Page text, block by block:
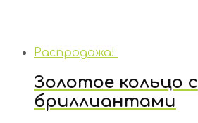
Распродажа!
Золотое кольцо с
бриллиантами